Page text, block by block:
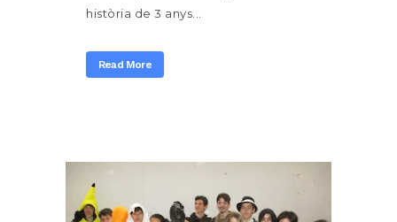
història de 3 anys...
Read More